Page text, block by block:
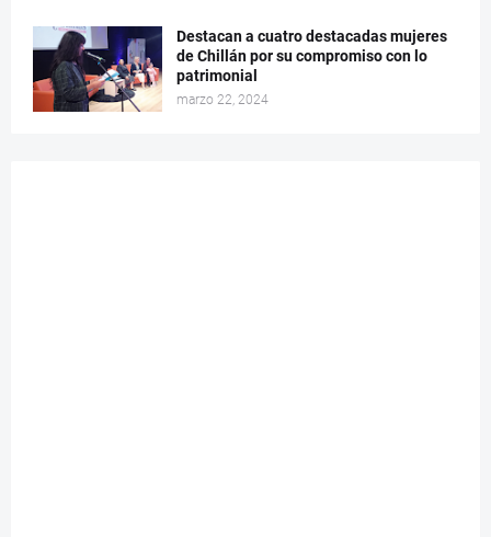
Destacan a cuatro destacadas mujeres
de Chillán por su compromiso con lo
patrimonial
marzo 22, 2024